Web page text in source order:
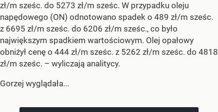
zł/m sześc. do 5273 zł/m sześc. W przypadku oleju
napędowego (ON) odnotowano spadek o 489 zł/m sześc.
z 6695 zł/m sześc. do 6206 zł/m sześc., co było
największym spadkiem wartościowym. Olej opałowy
obniżył cenę o 444 zł/m sześc. z 5262 zł/m sześc. do 4818
zł/m sześc. – wyliczają analitycy.
Gorzej wyglądała...